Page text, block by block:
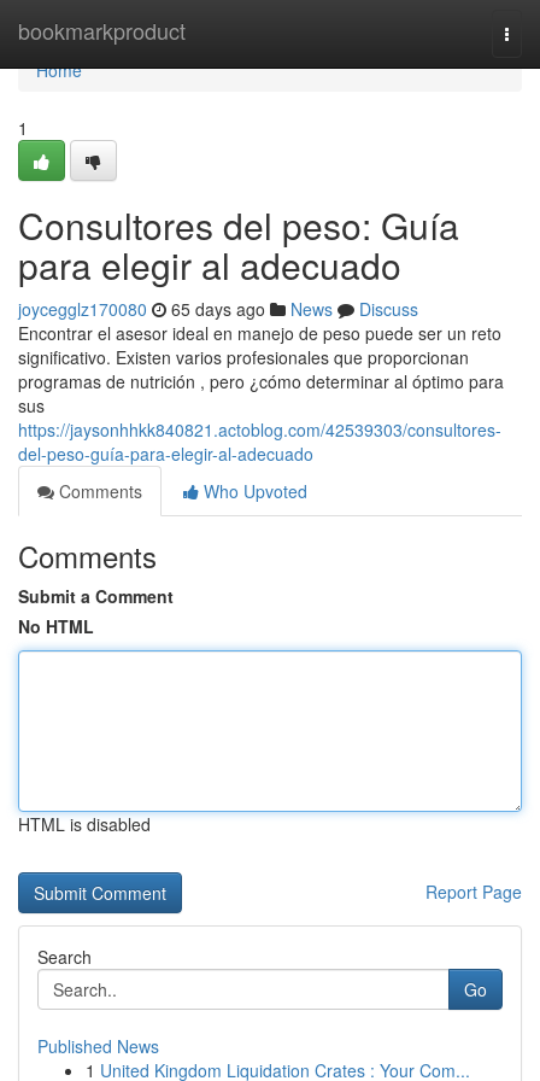
bookmarkproduct
Home
Home
1
Consultores del peso: Guía
para elegir al adecuado
joycegglz170080 65 days ago News
Discuss
Encontrar el asesor ideal en manejo de peso puede ser un reto
significativo. Existen varios profesionales que proporcionan
programas de nutrición , pero ¿cómo determinar al óptimo para
sus
https://jaysonhhkk840821.actoblog.com/42539303/consultores-
del-peso-guía-para-elegir-al-adecuado
Comments
Who Upvoted
Comments
Submit a Comment
No HTML
HTML is disabled
Report Page
Search
Go
Published News
1 United Kingdom Liquidation Crates : Your Com...